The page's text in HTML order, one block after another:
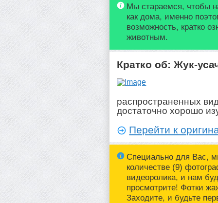
Мы стараемся, чтобы
как дома, именно
возможность, кратко
животным.
Кратко об: Жук-
распространенных
достаточно хорошо
Перейти к
Специально для Вас,
количестве (9)
видеоролика, и нам
просмотрите! Фотки
Заходите, и будьте